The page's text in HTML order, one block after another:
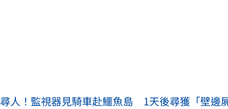
人！監視器見騎車赴鱷魚島 1天後尋獲「壁邊屍